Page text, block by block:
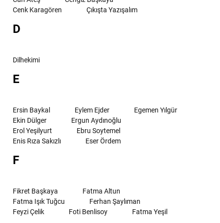
Cenk Karagören
Çıkışta Yazışalım
D
Dilhekimi
E
Ersin Baykal Eylem Ejder
Egemen Yılgür
Ekin Dülger
Ergun Aydınoğlu
Erol Yeşilyurt
Ebru Soytemel
Enis Rıza Sakızlı
Eser Ördem
F
Fikret Başkaya
Fatma Altun
Fatma Işık Tuğcu
Ferhan Şaylıman
Feyzi Çelik
Foti Benlisoy Fatma Yeşil